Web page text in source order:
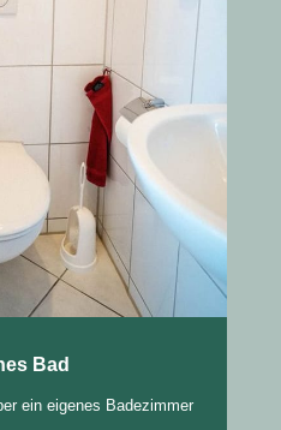
Bad
ein eigenes Badezimmer